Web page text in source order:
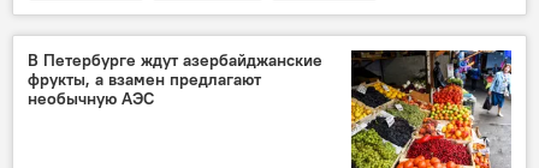
Азербайджан
В Петербурге ждут азербайджанские
фрукты, а взамен предлагают
необычную АЭС